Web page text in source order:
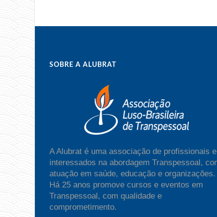
SOBRE A ALUBRAT
A Alubrat é uma associação de profissionais e
interessados na abordagem Transpessoal,
atuação em saúde, educação e organizações.
Há 25 anos promove cursos e eventos em
Transpessoal, com qualidade e
comprometimento.